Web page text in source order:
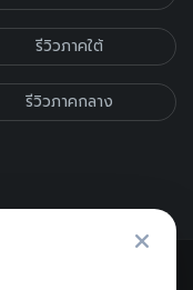
รีวิวภาคใต้
รีวิวภาคกลาง